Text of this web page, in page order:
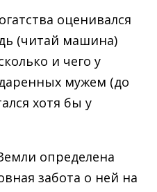
оценивался
(читай машина)
и чего у
мужем (до
хотя бы у
определена
забота о ней на